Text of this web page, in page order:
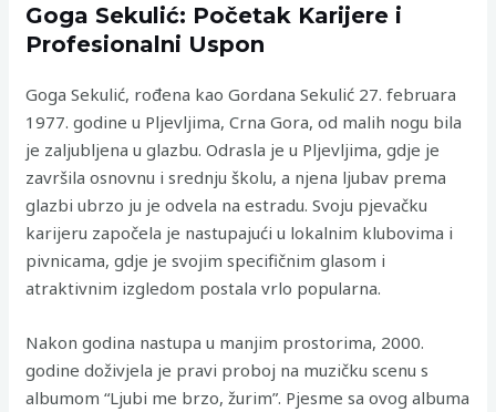
Goga Sekulić: Početak Karijere i
Profesionalni Uspon
Goga Sekulić, rođena kao Gordana Sekulić 27. februara
1977. godine u Pljevljima, Crna Gora, od malih nogu bila
je zaljubljena u glazbu. Odrasla je u Pljevljima, gdje je
završila osnovnu i srednju školu, a njena ljubav prema
glazbi ubrzo ju je odvela na estradu. Svoju pjevačku
karijeru započela je nastupajući u lokalnim klubovima i
pivnicama, gdje je svojim specifičnim glasom i
atraktivnim izgledom postala vrlo popularna.
Nakon godina nastupa u manjim prostorima, 2000.
godine doživjela je pravi proboj na muzičku scenu s
albumom “Ljubi me brzo, žurim”. Pjesme sa ovog albuma